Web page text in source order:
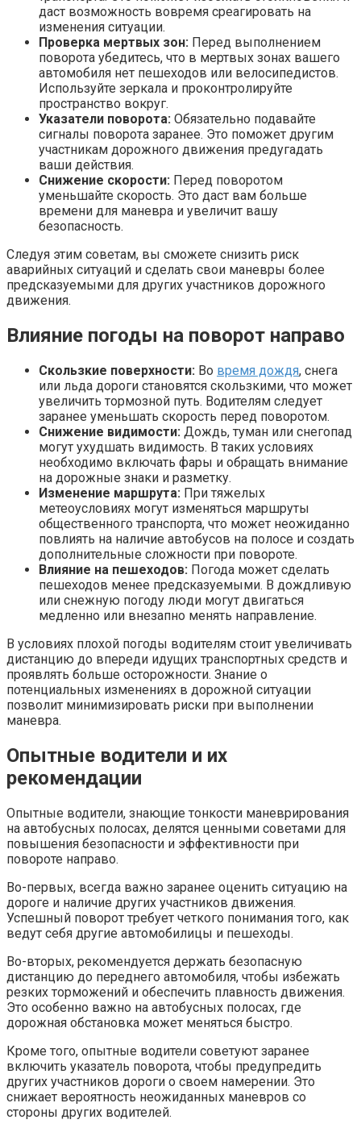
даст возможность вовремя среагировать на
изменения ситуации.
Проверка мертвых зон: Перед выполнением
поворота убедитесь, что в мертвых зонах вашего
автомобиля нет пешеходов или велосипедистов.
Используйте зеркала и проконтролируйте
пространство вокруг.
Указатели поворота: Обязательно подавайте
сигналы поворота заранее. Это поможет другим
участникам дорожного движения предугадать
ваши действия.
Снижение скорости: Перед поворотом
уменьшайте скорость. Это даст вам больше
времени для маневра и увеличит вашу
безопасность.
Следуя этим советам, вы сможете снизить риск
аварийных ситуаций и сделать свои маневры более
предсказуемыми для других участников дорожного
движения.
Влияние погоды на поворот направо
Скользкие поверхности: Во время дождя, снега
или льда дороги становятся скользкими, что может
увеличить тормозной путь. Водителям следует
заранее уменьшать скорость перед поворотом.
Снижение видимости: Дождь, туман или снегопад
могут ухудшать видимость. В таких условиях
необходимо включать фары и обращать внимание
на дорожные знаки и разметку.
Изменение маршрута: При тяжелых
метеоусловиях могут изменяться маршруты
общественного транспорта, что может неожиданно
повлиять на наличие автобусов на полосе и создать
дополнительные сложности при повороте.
Влияние на пешеходов: Погода может сделать
пешеходов менее предсказуемыми. В дождливую
или снежную погоду люди могут двигаться
медленно или внезапно менять направление.
В условиях плохой погоды водителям стоит увеличивать
дистанцию до впереди идущих транспортных средств и
проявлять больше осторожности. Знание о
потенциальных изменениях в дорожной ситуации
позволит минимизировать риски при выполнении
маневра.
Опытные водители и их
рекомендации
Опытные водители, знающие тонкости маневрирования
на автобусных полосах, делятся ценными советами для
повышения безопасности и эффективности при
повороте направо.
Во-первых, всегда важно заранее оценить ситуацию на
дороге и наличие других участников движения.
Успешный поворот требует четкого понимания того, как
ведут себя другие автомобилицы и пешеходы.
Во-вторых, рекомендуется держать безопасную
дистанцию до переднего автомобиля, чтобы избежать
резких торможений и обеспечить плавность движения.
Это особенно важно на автобусных полосах, где
дорожная обстановка может меняться быстро.
Кроме того, опытные водители советуют заранее
включить указатель поворота, чтобы предупредить
других участников дороги о своем намерении. Это
снижает вероятность неожиданных маневров со
стороны других водителей.